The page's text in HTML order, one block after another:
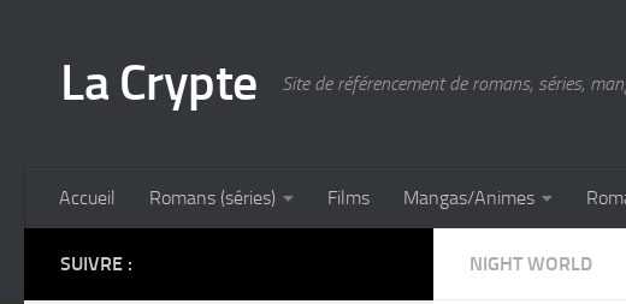
La Crypte Site de référencement de romans, séries,
Accueil Romans (séries) Films Mangas/Animes
NIGHT WORLD
SUIVRE :